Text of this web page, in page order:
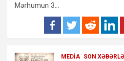
Mərhumun 3…
MEDIA SON